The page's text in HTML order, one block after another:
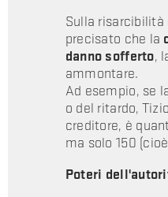
Sulla risarcibilità
precisato che la
danno sofferto,
ammontare.
Ad esempio, se
o del ritardo,
creditore, è
ma solo 150
Poteri